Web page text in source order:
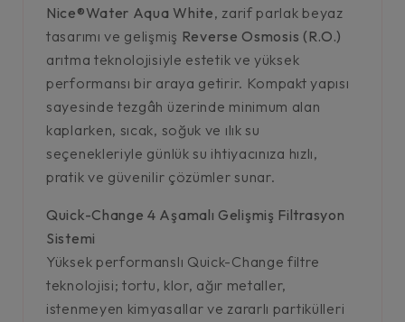
Nice®Water Aqua White, zarif parlak beyaz
tasarımı ve gelişmiş Reverse Osmosis (R.O.)
arıtma teknolojisiyle estetik ve yüksek
performansı bir araya getirir. Kompakt yapısı
sayesinde tezgâh üzerinde minimum alan
kaplarken, sıcak, soğuk ve ılık su
seçenekleriyle günlük su ihtiyacınıza hızlı,
pratik ve güvenilir çözümler sunar.
Quick-Change 4 Aşamalı Gelişmiş Filtrasyon
Sistemi
Yüksek performanslı Quick-Change filtre
teknolojisi; tortu, klor, ağır metaller,
istenmeyen kimyasallar ve zararlı partikülleri